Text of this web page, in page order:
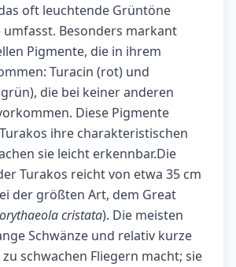
oft leuchtende Grüntöne
Besonders markant
Pigmente, die in ihrem
Turacin (rot) und
die bei keiner anderen
Diese Pigmente
ihre charakteristischen
sie leicht erkennbar.Die
Turakos reicht von etwa 35 cm
der größten Art, dem Great
cristata). Die meisten
Schwänze und relativ kurze
zu schwachen Fliegern macht; sie